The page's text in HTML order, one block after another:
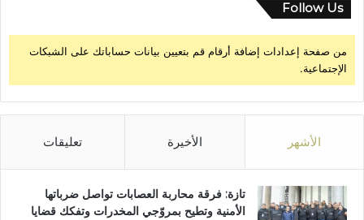
Follow Us
من صفحة إعدادات إضافة أرقام قم بتعيين بيانات حساباتك على الشبكات
الإجتماعية.
الأشهر الأخيرة تعليقات
تازة: فرقة محاربة العصابات تواصل ضرباتها
الأمنية وتطيح بمروّجي المخدرات وتفكك قضايا